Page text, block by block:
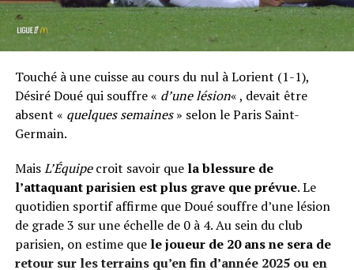
Touché à une cuisse au cours du nul à Lorient (1-1),
Désiré Doué qui souffre « d’une lésion« , devait être
absent « quelques semaines» selon le Paris Saint-
Germain.
MaisL’Équipecroit savoir que la blessure de
l’attaquant parisien est plus grave que prévue. Le
quotidien sportif affirme que Doué souffre d’une lésion
de grade 3 sur une échelle de 0 à 4. Au sein du club
parisien, on estime que le joueur de 20 ans ne sera de
retour sur les terrains qu’en fin d’année 2025 ou en